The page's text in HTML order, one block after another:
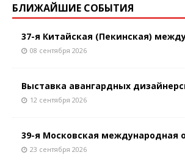
БЛИЖАЙШИЕ СОБЫТИЯ
37-я Китайская (Пекинская)
08 сентября 2026
Выставка авангардных
12 сентября 2026
39-я Московская международная
23 сентября 2026